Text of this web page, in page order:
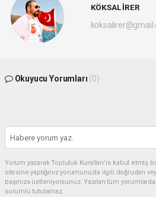
KÖKSAL İRER
Okuyucu Yorumları (0)
Yorum yazarak Topluluk Kuralları’nı kabul etmiş
sitesine yaptığınız yorumunuzla ilgili doğrudan
başınıza üstleniyorsunuz. Yazılan tüm
sorumlu tutulamaz.